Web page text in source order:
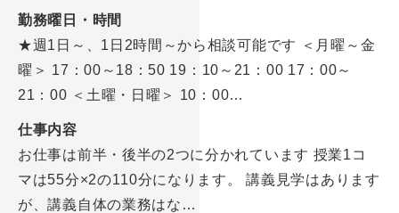
勤務曜日・時間
★週1日～、1日2時間～から相談可能です ＜月曜～金
曜＞ 17：00～18：50 19：10～21：00 17：00～
21：00 ＜土曜・日曜＞ 10：00…
仕事内容
お仕事は前半・後半の2つに分かれています 授業1コ
マは55分×2の110分になります。 講義見学はあります
が、講義自体の業務はな…